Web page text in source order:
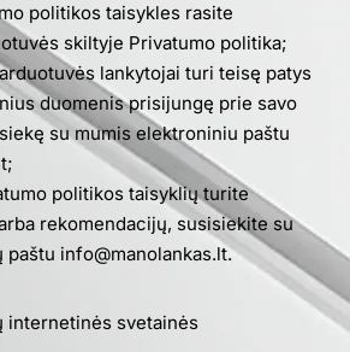
politikos taisykles rasite
skiltyje Privatumo politika;
lankytojai turi teisę patys
duomenis prisijungę prie savo
su mumis elektroniniu paštu
politikos taisyklių turite
rekomendacijų, susisiekite su
info@manolankas.lt.
internetinės svetainės